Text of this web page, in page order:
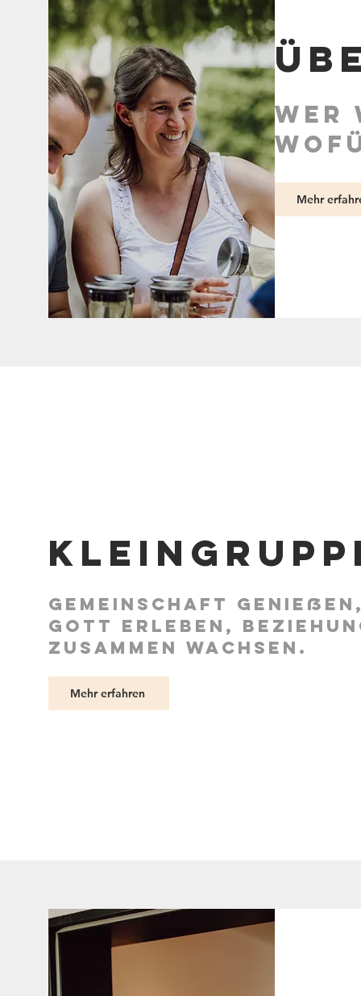
Wer
Mehr
Gemeinschaft
Gott erleben,
zusammen wachsen.
Mehr erfahren